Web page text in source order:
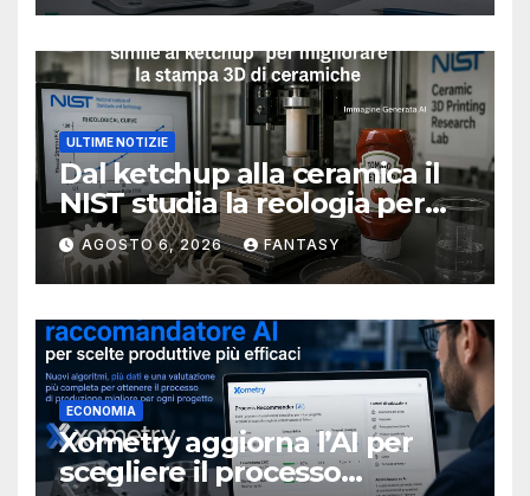
ULTIME NOTIZIE
Dal ketchup alla ceramica il
NIST studia la reologia per
rendere più affidabile la
stampa 3D
AGOSTO 6, 2026 FANTASY
ECONOMIA
Xometry aggiorna l’AI per
scegliere il processo